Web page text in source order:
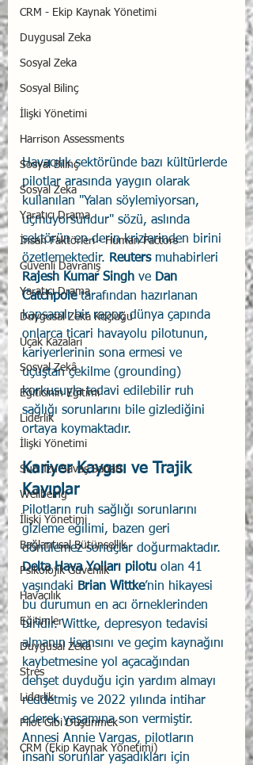
CRM - Ekip Kaynak Yönetimi
Duygusal Zeka
Sosyal Zeka
Sosyal Bilinç
İlişki Yönetimi
Harrison Assessments
Sosyal Bilinç
Sosyal Zeka
Yaratıcı Drama
İnsan Faktörleri - Human Factors
Güvenli Davranış
Yaratıcı Drama
Duygusal Zeka Koçluğu
Uçak Kazaları
Sosyal Zekâ
Eğiticinin Eğitimi
Liderlik
İlişki Yönetimi
Sun Tzu Savaş Sanatı
Wellbeing
İlişki Yönetimi
Bağlantısal Bütünsellik
Psikolojik Güvenlik
Havacılık
Eğitimler
Duygusal Zekâ
Stres
Liderlik
Pilot Gibi Düşünmek
CRM (Ekip Kaynak Yönetimi)
Havacılık sektöründe bazı kültürlerde
pilotlar arasında yaygın olarak
kullanılan "Yalan söylemiyorsan,
uçmuyorsundur" sözü, aslında
sektörün en derin krizlerinden birini
özetlemektedir. Reuters muhabirleri
Rajesh Kumar Singh ve Dan
Catchpole tarafından hazırlanan
kapsamlı bir rapor, dünya çapında
onlarca ticari havayolu pilotunun,
kariyerlerinin sona ermesi ve
uçuştan çekilme (grounding)
korkusuyla tedavi edilebilir ruh
sağlığı sorunlarını bile gizlediğini
ortaya koymaktadır.
Kariyer Kaygısı ve Trajik
Kayıplar
Pilotların ruh sağlığı sorunlarını
gizleme eğilimi, bazen geri
dönülemez sonuçlar doğurmaktadır.
Delta Hava Yolları pilotu olan 41
yaşındaki Brian Wittke’nin hikayesi
bu durumun en acı örneklerinden
biridir. Wittke, depresyon tedavisi
almanın lisansını ve geçim kaynağını
kaybetmesine yol açacağından
dehşet duyduğu için yardım almayı
reddetmiş ve 2022 yılında intihar
ederek yaşamına son vermiştir.
Annesi Annie Vargas, pilotların
insani sorunlar yaşadıkları için